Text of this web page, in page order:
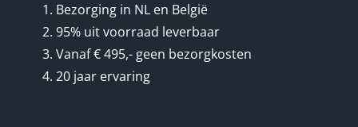
Bezorging in NL en België
95% uit voorraad leverbaar
Vanaf € 495,- geen bezorgkosten
20 jaar ervaring